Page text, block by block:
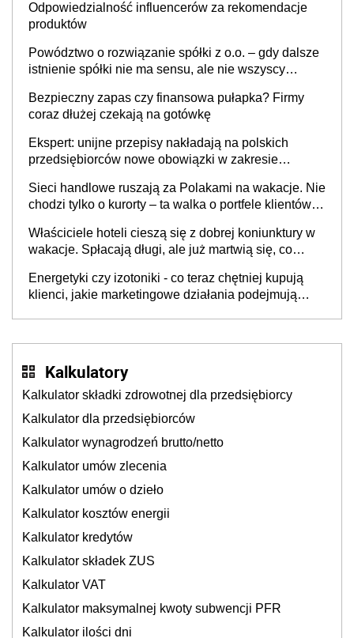
Odpowiedzialność influencerów za rekomendacje
produktów
Powództwo o rozwiązanie spółki z o.o. – gdy dalsze
istnienie spółki nie ma sensu, ale nie wszyscy
Bezpieczny zapas czy finansowa pułapka? Firmy
coraz dłużej czekają na gotówkę
Ekspert: unijne przepisy nakładają na polskich
przedsiębiorców nowe obowiązki w zakresie
Sieci handlowe ruszają za Polakami na wakacje. Nie
chodzi tylko o kurorty – ta walka o portfele klientów
cichu
Właściciele hoteli cieszą się z dobrej koniunktury w
wakacje. Spłacają długi, ale już martwią się, co
Energetyki czy izotoniki - co teraz chętniej kupują
klienci, jakie marketingowe działania podejmują
Kalkulatory
Kalkulator składki zdrowotnej dla przedsiębiorcy
Kalkulator dla przedsiębiorców
Kalkulator wynagrodzeń brutto/netto
Kalkulator umów zlecenia
Kalkulator umów o dzieło
Kalkulator kosztów energii
Kalkulator kredytów
Kalkulator składek ZUS
Kalkulator VAT
Kalkulator maksymalnej kwoty subwencji PFR
Kalkulator ilości dni